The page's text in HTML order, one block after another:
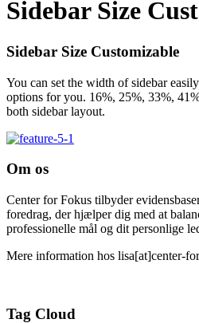
Sidebar Size
Sidebar Size Customizable
You can set the width of sidebar
options for you. 16%, 25%, 33%,
both sidebar layout.
Om os
Center for Fokus tilbyder
foredrag, der hjælper dig med at
professionelle mål og dit personlige
Mere information hos lisa[at]center-
Tag Cloud